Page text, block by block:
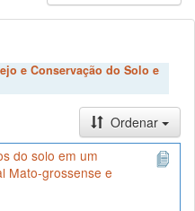
e Conservação do Solo e
Ordenar
do solo em um
Mato-grossense e